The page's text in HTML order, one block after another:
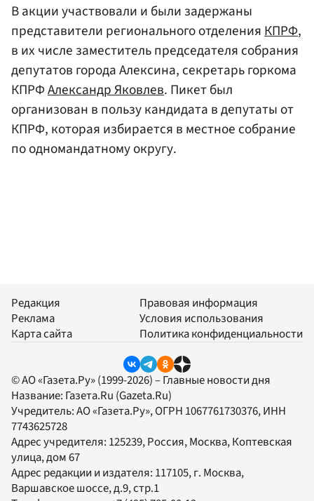
В акции участвовали и были задержаны
представители регионального отделенияКПРФ,
в их числе заместитель председателя собрания
депутатов города Алексина, секретарь горкома
КПРФАлександр Яковлев. Пикет был
организован в пользу кандидата в депутаты от
КПРФ, которая избирается в местное собрание
по одномандатному округу.
Редакция
Реклама
Карта сайта
Правовая информация
Условия использования
Политика конфиденциальности
© АО «Газета.Ру» (1999-2026) – Главные новости дня
Название: Газета.Ru (Gazeta.Ru)
Учредитель:АО «Газета.Ру», ОГРН 1067761730376, ИНН
7743625728
Адрес учредителя: 125239, Россия, Москва, Коптевская
улица, дом 67
Адрес редакции и издателя: 117105, г. Москва,
Варшавское шоссе, д.9, стр.1